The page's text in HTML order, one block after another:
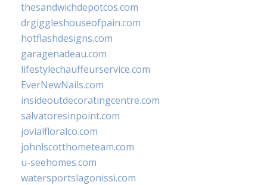
thesandwichdepotcos.com
drgiggleshouseofpain.com
hotflashdesigns.com
garagenadeau.com
lifestylechauffeurservice.com
EverNewNails.com
insideoutdecoratingcentre.com
salvatoresinpoint.com
jovialfloralco.com
johnlscotthometeam.com
u-seehomes.com
watersportslagonissi.com